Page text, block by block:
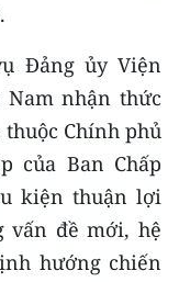
Đảng ủy Viện
nhận thức
Chính phủ
của Ban Chấp
kiện thuận lợi
vấn đề mới, hệ
hướng chiến